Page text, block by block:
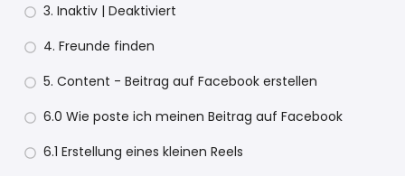
3. Inaktiv | Deaktiviert
4. Freunde finden
5. Content - Beitrag auf Facebook erstellen
6.0 Wie poste ich meinen Beitrag auf Facebook
6.1 Erstellung eines kleinen Reels